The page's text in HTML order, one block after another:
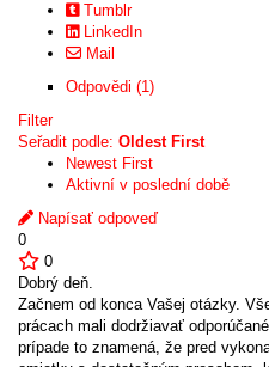
Tumblr
LinkedIn
Mail
Odpovědi (1)
Filter
Seřadit podle: Oldest First
Newest First
Aktivní v poslední době
Napísať odpoveď
0
0
Dobrý deň.
Začnem od konca Vašej otázky.
prácach mali dodržiavať
prípade to znamená, že pred